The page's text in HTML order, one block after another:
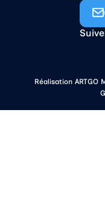
Réalisation ARTGO